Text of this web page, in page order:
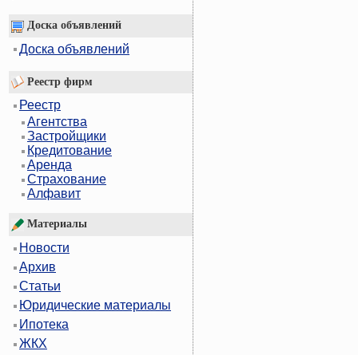
Доска объявлений
Доска объявлений
Реестр фирм
Реестр
Агентства
Застройщики
Кредитование
Аренда
Страхование
Алфавит
Материалы
Новости
Архив
Статьи
Юридические материалы
Ипотека
ЖКХ